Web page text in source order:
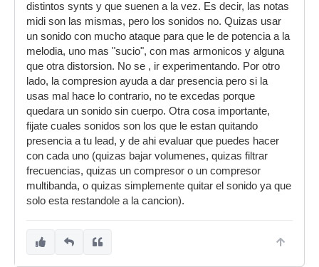
distintos synts y que suenen a la vez. Es decir, las notas
midi son las mismas, pero los sonidos no. Quizas usar
un sonido con mucho ataque para que le de potencia a la
melodia, uno mas "sucio", con mas armonicos y alguna
que otra distorsion. No se , ir experimentando. Por otro
lado, la compresion ayuda a dar presencia pero si la
usas mal hace lo contrario, no te excedas porque
quedara un sonido sin cuerpo. Otra cosa importante,
fijate cuales sonidos son los que le estan quitando
presencia a tu lead, y de ahi evaluar que puedes hacer
con cada uno (quizas bajar volumenes, quizas filtrar
frecuencias, quizas un compresor o un compresor
multibanda, o quizas simplemente quitar el sonido ya que
solo esta restandole a la cancion).